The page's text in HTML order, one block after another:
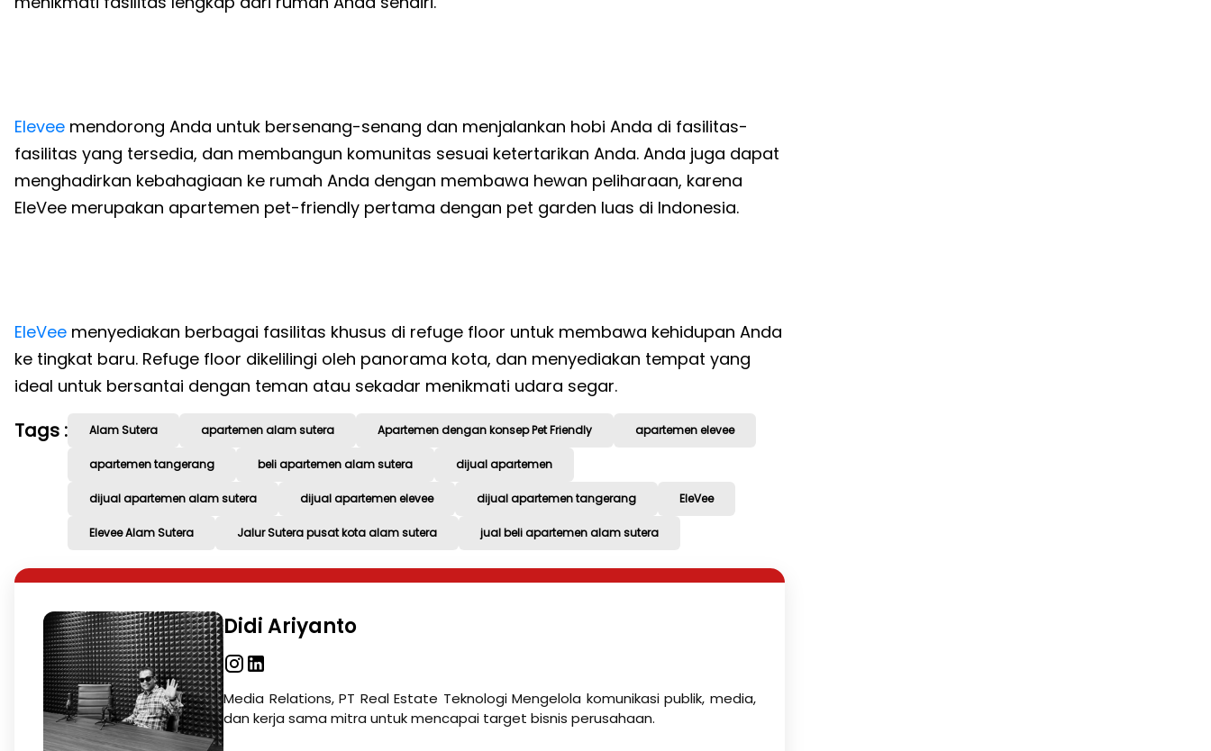
Elevee mendorong Anda untuk bersenang-senang dan menjalankan hobi Anda di fasilitas-
fasilitas yang tersedia, dan membangun komunitas sesuai ketertarikan Anda. Anda juga dapat
menghadirkan kebahagiaan ke rumah Anda dengan membawa hewan peliharaan, karena
EleVee merupakan apartemen pet-friendly pertama dengan pet garden luas di Indonesia.
EleVee menyediakan berbagai fasilitas khusus di refuge floor untuk membawa kehidupan Anda
ke tingkat baru. Refuge floor dikelilingi oleh panorama kota, dan menyediakan tempat yang
ideal untuk bersantai dengan teman atau sekadar menikmati udara segar.
Tags : Alam Sutera apartemen alam sutera Apartemen dengan konsep Pet Friendly apartemen elevee
apartemen tangerang beli apartemen alam sutera dijual apartemen
dijual apartemen alam sutera dijual apartemen elevee dijual apartemen tangerang EleVee
Elevee Alam Sutera Jalur Sutera pusat kota alam sutera jual beli apartemen alam sutera
Didi Ariyanto
Media Relations, PT Real Estate Teknologi Mengelola komunikasi publik, media,
dan kerja sama mitra untuk mencapai target bisnis perusahaan.